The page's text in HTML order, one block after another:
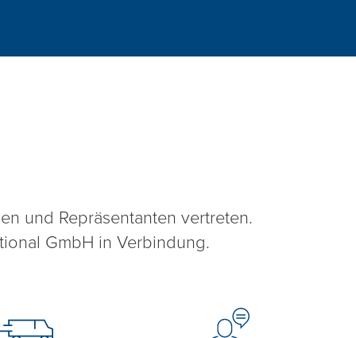
und Repräsentanten vertreten.
GmbH in Verbindung.